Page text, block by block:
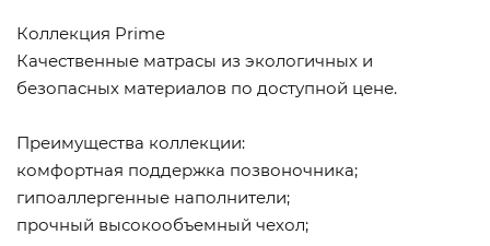
Коллекция Prime
Качественные матрасы из экологичных и
безопасных материалов по доступной цене.
Преимущества коллекции:
комфортная поддержка позвоночника;
гипоаллергенные наполнители;
прочный высокообъемный чехол;